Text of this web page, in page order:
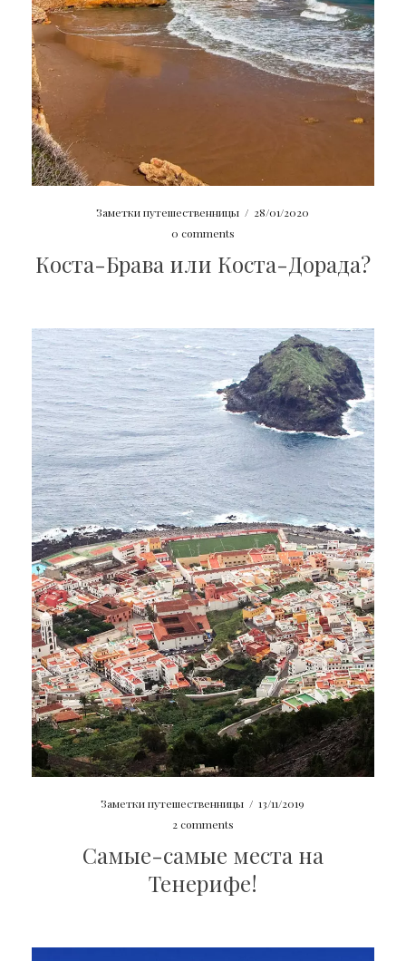
Заметки путешественницы / 28/01/2020
0 comments
Коста-Брава или Коста-Дорада?
Заметки путешественницы / 13/11/2019
2 comments
Самые-самые места на
Тенерифе!